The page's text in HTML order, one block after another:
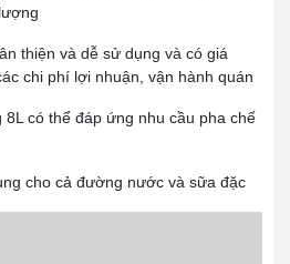
thiện và dễ sử dụng và có giá
chi phí lợi nhuận, vận hành quán
có thể đáp ứng nhu cầu pha chế
cho cả đường nước và sữa đặc